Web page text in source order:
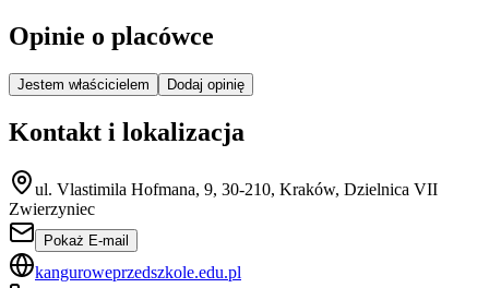
Opinie o placówce
Jestem właścicielem Dodaj opinię
Kontakt i lokalizacja
ul. Vlastimila Hofmana, 9, 30-210, Kraków, Dzielnica VII
Zwierzyniec
Pokaż E-mail
kanguroweprzedszkole.edu.pl